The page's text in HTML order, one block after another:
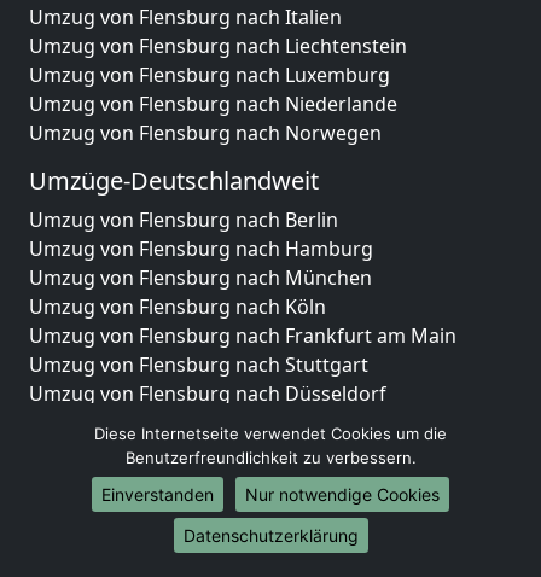
Umzug von Flensburg nach Italien
Umzug von Flensburg nach Liechtenstein
Umzug von Flensburg nach Luxemburg
Umzug von Flensburg nach Niederlande
Umzug von Flensburg nach Norwegen
Umzüge-Deutschlandweit
Umzug von Flensburg nach Berlin
Umzug von Flensburg nach Hamburg
Umzug von Flensburg nach München
Umzug von Flensburg nach Köln
Umzug von Flensburg nach Frankfurt am Main
Umzug von Flensburg nach Stuttgart
Umzug von Flensburg nach Düsseldorf
Umzug von Flensburg nach Leipzig
Umzug von Flensburg nach Dortmund
Umzug von Flensburg nach Essen
Umzug von Flensburg nach Bremen
Umzug von Flensburg nach Dresden
Diese Internetseite verwendet Cookies um die
Benutzerfreundlichkeit zu verbessern.
Einverstanden
Nur notwendige Cookies
Datenschutzerklärung